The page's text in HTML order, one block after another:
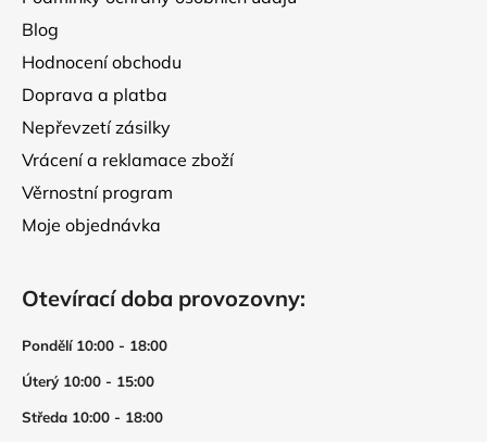
Blog
Hodnocení obchodu
Doprava a platba
Nepřevzetí zásilky
Vrácení a reklamace zboží
Věrnostní program
Moje objednávka
Otevírací doba provozovny:
Pondělí 10:00 - 18:00
Úterý 10:00 - 15:00
Středa 10:00 - 18:00